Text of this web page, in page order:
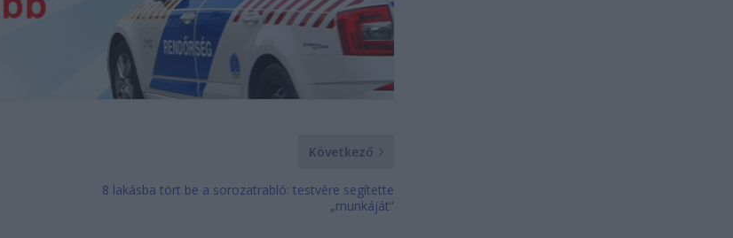
Következő
8 lakásba tört be a sorozatrabló: testvére segítette
„munkáját”